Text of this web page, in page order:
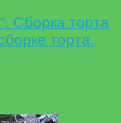
Сборка торта
торта.